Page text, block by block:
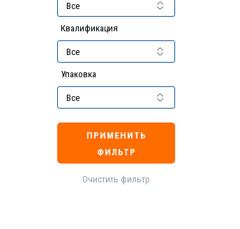
Квалификация
Упаковка
ПРИМЕНИТЬ
ФИЛЬТР
Очистить фильтр